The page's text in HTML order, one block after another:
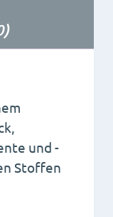
und -
Stoffen